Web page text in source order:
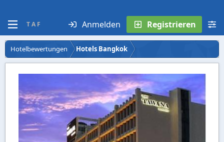
T A F Anmelden Registrieren
Hotelbewertungen Hotels Bangkok